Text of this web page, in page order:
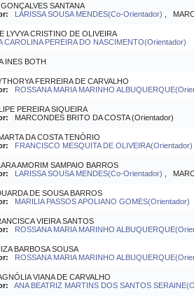
SANTANA
LARISSA SOUSA MENDES(Co-Orientador) ,
LYVYA CRISTINO DE OLIVEIRA
CAROLINA PEREIRA DO NASCIMENTO(Orientador)
INES BOTH
FERREIRA DE CARVALHO
ROSSANA MARIA MARINHO
PEREIRA SIQUEIRA
MARCONDES BRITO DA COSTA (Orientador)
DA COSTA TENÓRIO
FRANCISCO MESQUITA DE OLIVEIRA(Orientador)
AMORIM SAMPAIO BARROS
LARISSA SOUSA MENDES(Co-Orientador) ,
DE SOUSA BARROS
MARILIA PASSOS APOLIANO GOMES(Orientador)
VIEIRA SANTOS
ROSSANA MARIA MARINHO
BARBOSA SOUSA
ROSSANA MARIA MARINHO
VIANA DE CARVALHO
ANA BEATRIZ MARTINS DOS SANTOS